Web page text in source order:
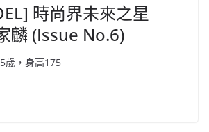
時尚界未來之星
麟 (Issue No.6)
歲，身高175